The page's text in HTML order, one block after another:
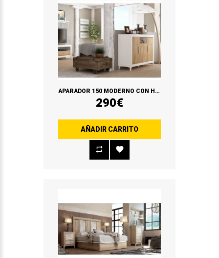
APARADOR 150 MODERNO CON HUECO
290€
AÑADIR CARRITO